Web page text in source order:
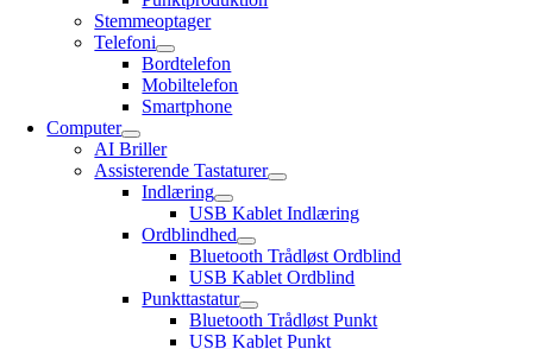
Stemmeoptager
Telefoni
Bordtelefon
Mobiltelefon
Smartphone
Computer
AI Briller
Assisterende Tastaturer
Indlæring
USB Kablet Indlæring
Ordblindhed
Bluetooth Trådløst Ordblind
USB Kablet Ordblind
Punkttastatur
Bluetooth Trådløst Punkt
USB Kablet Punkt